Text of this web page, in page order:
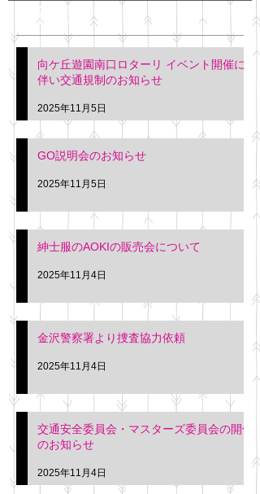
明日(11月6日)午後3時～5
階会議室にてGOの説明会
を行います。 神奈川個人
タクシー協同組合 専務 佐
久間
最新記事
向ケ丘遊園南口ロターリ イベント開催に
伴い交通規制のお知らせ
2025年11月5日
GO説明会のお知らせ
2025年11月5日
紳士服のAOKIの販売会について
2025年11月4日
金沢警察署より捜査協力依頼
2025年11月4日
交通安全委員会・マスターズ委員会の開催
のお知らせ
2025年11月4日